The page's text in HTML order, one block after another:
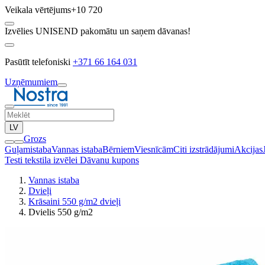
Veikala vērtējums+10 720
Izvēlies UNISEND pakomātu un saņem dāvanas!
Pasūtīt telefoniski +371 66 164 031
Uzņēmumiem
LV
Grozs
GuļamistabaVannas istabaBērniemViesnīcāmCiti izstrādājumiAkcijas
Testi tekstila izvēlei Dāvanu kupons
Vannas istaba
Dvieļi
Krāsaini 550 g/m2 dvieļi
Dvielis 550 g/m2